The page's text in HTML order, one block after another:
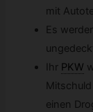
mit
Es
Ihr PKW
einen